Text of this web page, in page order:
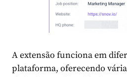
A extensão funciona em
plataforma, oferecendo